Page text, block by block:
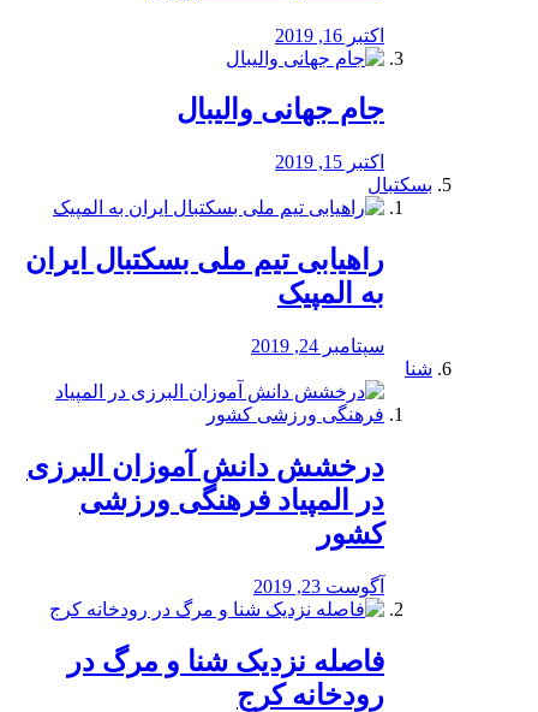
اکتبر 16, 2019
جام جهانی والیبال
اکتبر 15, 2019
بسکتبال
راهیابی تیم ملی بسکتبال ایران
به المپیک
سپتامبر 24, 2019
شنا
درخشش دانش آموزان البرزی
در المپیاد فرهنگی ورزشی
کشور
آگوست 23, 2019
️فاصله نزدیک شنا و مرگ در
رودخانه کرج